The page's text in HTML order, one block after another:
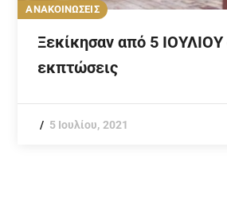
ΑΝΑΚΟΙΝΩΣΕΙΣ
Ξεκίκησαν από 5 ΙΟΥΛΙΟΥ
εκπτώσεις
5 Ιουλίου, 2021